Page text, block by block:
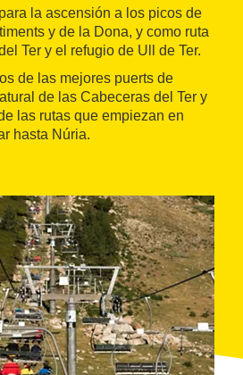
la ascensión a los picos de
y de la Dona, y como ruta
Ter y el refugio de Ull de Ter.
de las mejores puerts de
de las Cabeceras del Ter y
las rutas que empiezan en
hasta Núria.